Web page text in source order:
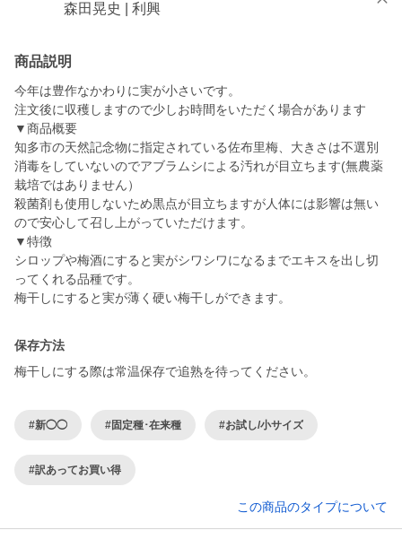
森田晃史 | 利興
商品説明
今年は豊作なかわりに実が小さいです。
注文後に収穫しますので少しお時間をいただく場合があります
▼商品概要
知多市の天然記念物に指定されている佐布里梅、大きさは不選別
消毒をしていないのでアブラムシによる汚れが目立ちます(無農薬
栽培ではありません）
殺菌剤も使用しないため黒点が目立ちますが人体には影響は無い
ので安心して召し上がっていただけます。
▼特徴
シロップや梅酒にすると実がシワシワになるまでエキスを出し切
ってくれる品種です。
梅干しにすると実が薄く硬い梅干しができます。
保存方法
梅干しにする際は常温保存で追熟を待ってください。
#新◯◯ #固定種･在来種 #お試し/小サイズ
#訳あってお買い得
この商品のタイプについて